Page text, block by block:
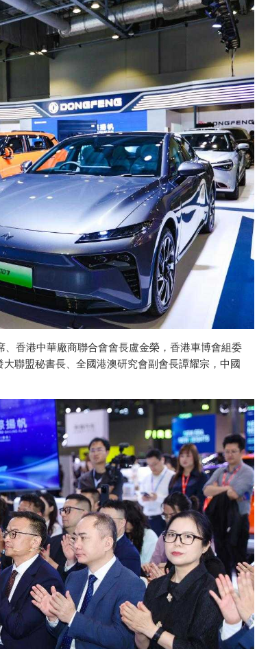
香港中華廠商聯合會會長盧金榮，香港車博會組委
聯盟秘書長、全國港澳研究會副會長譚耀宗，中國